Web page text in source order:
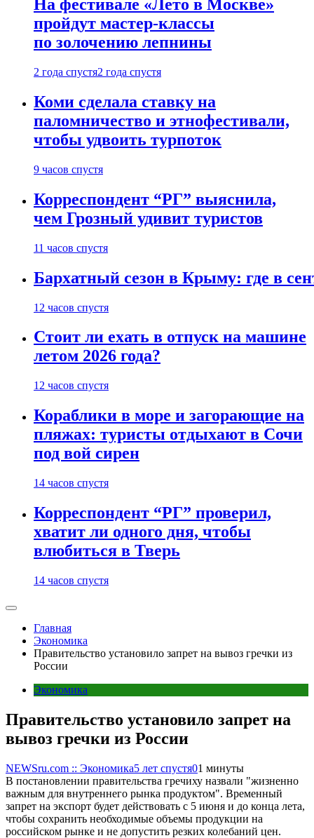
На фестивале «Лето в Москве»
пройдут мастер-классы
по золочению лепнины
2 года спустя2 года спустя
Коми сделала ставку на
паломничество и этнофестивали,
чтобы удвоить турпоток
9 часов спустя
Корреспондент “РГ” выяснила,
чем Грозный удивит туристов
11 часов спустя
Бархатный сезон в Крыму: где в
12 часов спустя
Стоит ли ехать в отпуск на машине
летом 2026 года?
12 часов спустя
Кораблики в море и загорающие на
пляжах: туристы отдыхают в Сочи
под вой сирен
14 часов спустя
Корреспондент “РГ” проверил,
хватит ли одного дня, чтобы
влюбиться в Тверь
14 часов спустя
Главная
Экономика
Правительство установило запрет на вывоз гречки из
России
Экономика
Правительство установило запрет на
вывоз гречки из России
NEWSru.com :: Экономика5 лет спустя01 минуты
В постановлении правительства гречиху назвали "жизненно
важным для внутреннего рынка продуктом". Временный
запрет на экспорт будет действовать с 5 июня и до конца лета,
чтобы сохранить необходимые объемы продукции на
российском рынке и не допустить резких колебаний цен.